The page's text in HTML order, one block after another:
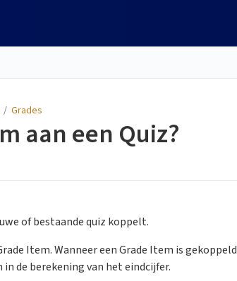
/ Grades
aan een Quiz?
of bestaande quiz koppelt.
Item. Wanneer een Grade Item is gekoppeld
de berekening van het eindcijfer.